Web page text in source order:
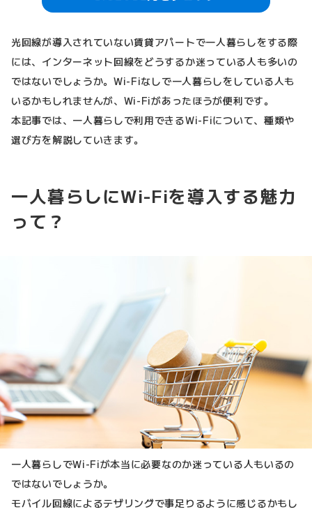
光回線が導入されていない賃貸アパートで一人暮らしをする際
には、インターネット回線をどうするか迷っている人も多いの
ではないでしょうか。Wi-Fiなしで一人暮らしをしている人も
いるかもしれませんが、Wi-Fiがあったほうが便利です。
本記事では、一人暮らしで利用できるWi-Fiについて、種類や
選び方を解説していきます。
一人暮らしにWi-Fiを導入する魅力
って？
一人暮らしでWi-Fiが本当に必要なのか迷っている人もいるの
ではないでしょうか。
モバイル回線によるテザリングで事足りるように感じるかもし